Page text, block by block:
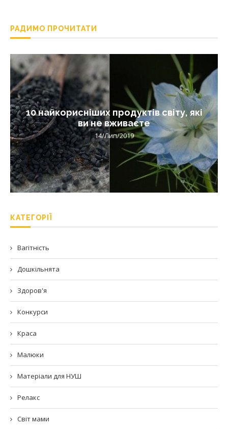
РАДИМО ПРОЧИТАТИ
10 найкорисніших продуктів світу, які
ви не вживаєте
14/Лип/2019
КАТЕГОРІЇ
Вагітність
Дошкільнята
Здоров'я
Конкурси
Краса
Малюки
Матеріали для НУШ
Релакс
Світ мами